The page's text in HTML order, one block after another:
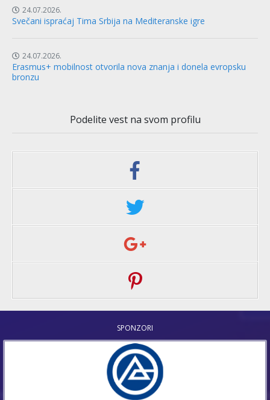
24.07.2026.
Svečani ispraćaj Tima Srbija na Mediteranske igre
24.07.2026.
Erasmus+ mobilnost otvorila nova znanja i donela evropsku
bronzu
Podelite vest na svom profilu
SPONZORI